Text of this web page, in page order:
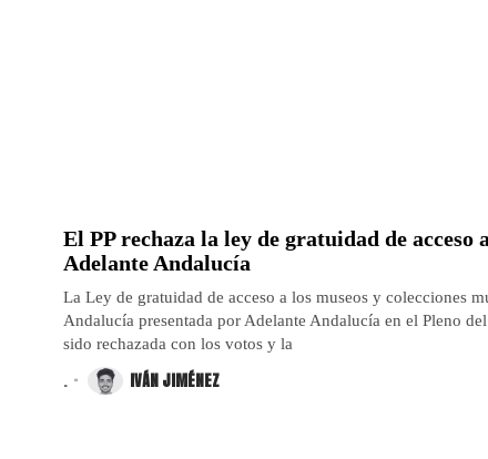
El PP rechaza la ley de gratuidad de acceso
Adelante Andalucía
La Ley de gratuidad de acceso a los museos y colecciones
Andalucía presentada por Adelante Andalucía en el Pleno
sido rechazada con los votos y la
. IVÁN JIMÉNEZ